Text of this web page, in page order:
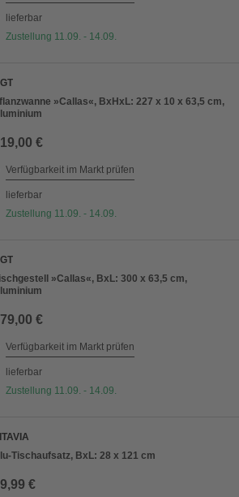
lieferbar
Zustellung 11.09. - 14.09.
»Callas«, BxHxL: 227 x 10 x 63,5 cm,
€
Verfügbarkeit im Markt prüfen
lieferbar
Zustellung 11.09. - 14.09.
»Callas«, BxL: 300 x 63,5 cm,
€
Verfügbarkeit im Markt prüfen
lieferbar
Zustellung 11.09. - 14.09.
Tischaufsatz, BxL: 28 x 121 cm
€